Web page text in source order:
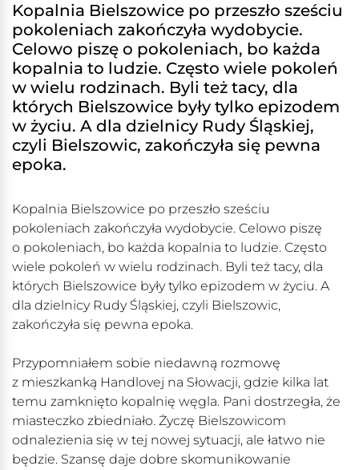
Kopalnia Bielszowice po przeszło sześciu
pokoleniach zakończyła wydobycie.
Celowo piszę o pokoleniach, bo każda
kopalnia to ludzie. Często wiele pokoleń
w wielu rodzinach. Byli też tacy, dla
których Bielszowice były tylko epizodem
w życiu. A dla dzielnicy Rudy Śląskiej,
czyli Bielszowic, zakończyła się pewna
epoka.
Kopalnia Bielszowice po przeszło sześciu
pokoleniach zakończyła wydobycie. Celowo piszę
o pokoleniach, bo każda kopalnia to ludzie. Często
wiele pokoleń w wielu rodzinach. Byli też tacy, dla
których Bielszowice były tylko epizodem w życiu. A
dla dzielnicy Rudy Śląskiej, czyli Bielszowic,
zakończyła się pewna epoka.
Przypomniałem sobie niedawną rozmowę
z mieszkanką Handlovej na Słowacji, gdzie kilka lat
temu zamknięto kopalnię węgla. Pani dostrzegła, że
miasteczko zbiedniało. Życzę Bielszowicom
odnalezienia się w tej nowej sytuacji, ale łatwo nie
będzie. Szansę daje dobre skomunikowanie